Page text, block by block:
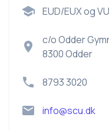
EUD/EUX og
c/o Odder
8300 Odder
8793 3020
info@scu.dk